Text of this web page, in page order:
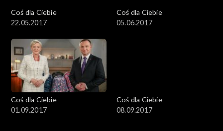
Coś dla Ciebie
22.05.2017
Coś dla Ciebie
05.06.2017
Coś dla Ciebie
01.09.2017
Coś dla Ciebie
08.09.2017